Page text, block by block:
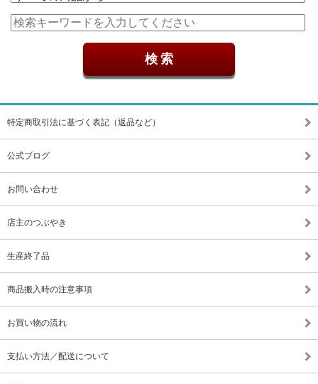
特定商取引法に基づく表記（返品など）
公式ブログ
お問い合わせ
店主のつぶやき
生産終了品
商品搬入時の注意事項
お買い物の流れ
支払い方法／配送について